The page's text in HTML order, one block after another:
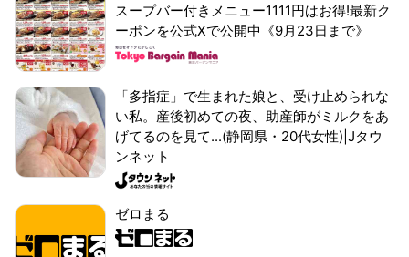
スープバー付きメニュー1111円はお得!最新ク
ーポンを公式Xで公開中《9月23日まで》
「多指症」で生まれた娘と、受け止められな
い私。産後初めての夜、助産師がミルクをあ
げてるのを見て...(静岡県・20代女性)|Jタウ
ンネット
ゼロまる